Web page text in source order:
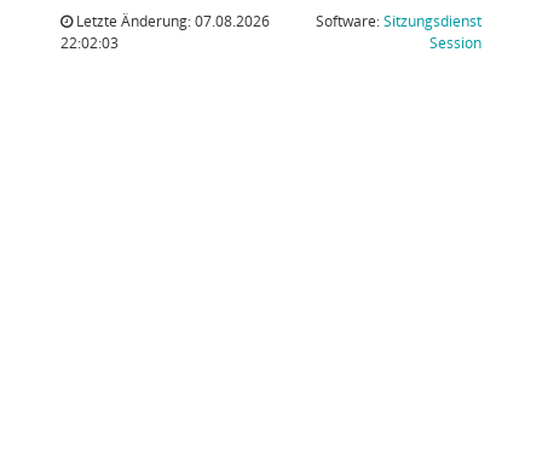
Letzte Änderung: 07.08.2026
22:02:03
Software:Sitzungsdienst
Session(Wird in